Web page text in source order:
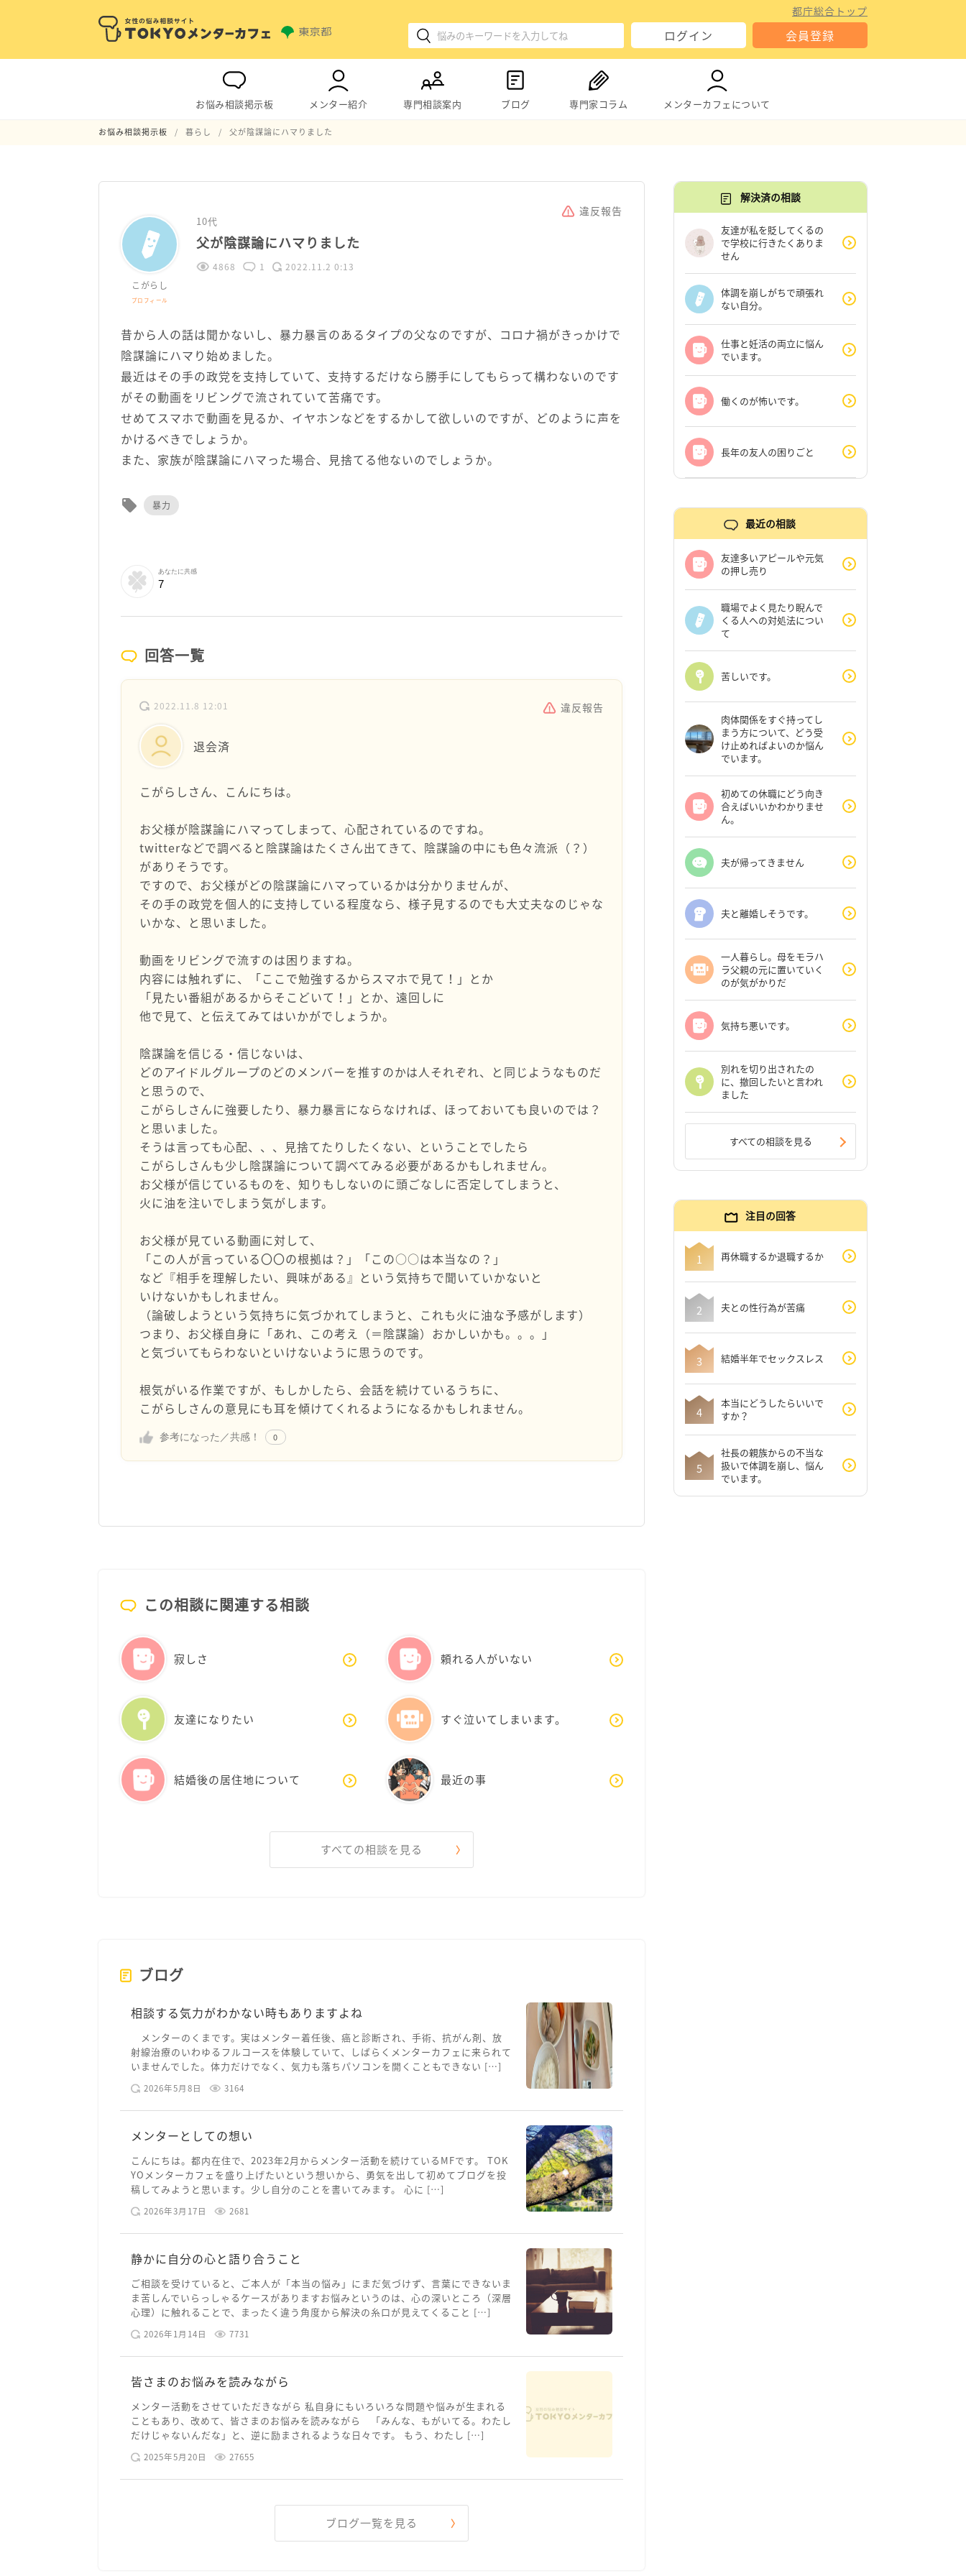
都庁総合トップ
ログイン 会員登録
お悩み相談掲示板 メンター紹介 専門相談案内 ブログ 専門家コラム メンターカフェについて
お悩み相談掲示板 暮らし 父が陰謀論にハマりました
違反報告
こがらし
プロフィール
10代
父が陰謀論にハマりました
4868 1 2022.11.2 0:13
昔から人の話は聞かないし、暴力暴言のあるタイプの父なのですが、コロナ禍がきっかけで
陰謀論にハマり始めました。
最近はその手の政党を支持していて、支持するだけなら勝手にしてもらって構わないのです
がその動画をリビングで流されていて苦痛です。
せめてスマホで動画を見るか、イヤホンなどをするかして欲しいのですが、どのように声を
かけるべきでしょうか。
また、家族が陰謀論にハマった場合、見捨てる他ないのでしょうか。
local_offer 暴力
あなたに共感
7
回答一覧
2022.11.8 12:01 違反報告
退会済
こがらしさん、こんにちは。
お父様が陰謀論にハマってしまって、心配されているのですね。
twitterなどで調べると陰謀論はたくさん出てきて、陰謀論の中にも色々流派（？）
がありそうです。
ですので、お父様がどの陰謀論にハマっているかは分かりませんが、
その手の政党を個人的に支持している程度なら、様子見するのでも大丈夫なのじゃな
いかな、と思いました。
動画をリビングで流すのは困りますね。
内容には触れずに、「ここで勉強するからスマホで見て！」とか
「見たい番組があるからそこどいて！」とか、遠回しに
他で見て、と伝えてみてはいかがでしょうか。
陰謀論を信じる・信じないは、
どのアイドルグループのどのメンバーを推すのかは人それぞれ、と同じようなものだ
と思うので、
こがらしさんに強要したり、暴力暴言にならなければ、ほっておいても良いのでは？
と思いました。
そうは言っても心配、、、見捨てたりしたくない、ということでしたら
こがらしさんも少し陰謀論について調べてみる必要があるかもしれません。
お父様が信じているものを、知りもしないのに頭ごなしに否定してしまうと、
火に油を注いでしまう気がします。
お父様が見ている動画に対して、
「この人が言っている〇〇の根拠は？」「この○○は本当なの？」
など『相手を理解したい、興味がある』という気持ちで聞いていかないと
いけないかもしれません。
（論破しようという気持ちに気づかれてしまうと、これも火に油な予感がします）
つまり、お父様自身に「あれ、この考え（＝陰謀論）おかしいかも。。。」
と気づいてもらわないといけないように思うのです。
根気がいる作業ですが、もしかしたら、会話を続けているうちに、
こがらしさんの意見にも耳を傾けてくれるようになるかもしれません。
参考になった／共感！ 0
この相談に関連する相談
寂しさ 頼れる人がいない
友達になりたい すぐ泣いてしまいます。
結婚後の居住地について 最近の事
すべての相談を見る
ブログ
相談する気力がわかない時もありますよね
メンターのくまです。実はメンター着任後、癌と診断され、手術、抗がん剤、放
射線治療のいわゆるフルコースを体験していて、しばらくメンターカフェに来られて
いませんでした。体力だけでなく、気力も落ちパソコンを開くこともできない […]
2026年5月8日 3164
メンターとしての想い
こんにちは。都内在住で、2023年2月からメンター活動を続けているMFです。 TOK
YOメンターカフェを盛り上げたいという想いから、勇気を出して初めてブログを投
稿してみようと思います。少し自分のことを書いてみます。 心に […]
2026年3月17日 2681
静かに自分の心と語り合うこと
ご相談を受けていると、ご本人が「本当の悩み」にまだ気づけず、言葉にできないま
ま苦しんでいらっしゃるケースがありますお悩みというのは、心の深いところ（深層
心理）に触れることで、まったく違う角度から解決の糸口が見えてくること […]
2026年1月14日 7731
皆さまのお悩みを読みながら
メンター活動をさせていただきながら 私自身にもいろいろな問題や悩みが生まれる
こともあり、改めて、皆さまのお悩みを読みながら 「みんな、もがいてる。わたし
だけじゃないんだな」と、逆に励まされるような日々です。 もう、わたし […]
2025年5月20日 27655
ブログ一覧を見る
解決済の相談
友達が私を貶してくるの
で学校に行きたくありま
せん
体調を崩しがちで頑張れ
ない自分。
仕事と妊活の両立に悩ん
でいます。
働くのが怖いです。
長年の友人の困りごと
最近の相談
友達多いアピールや元気
の押し売り
職場でよく見たり睨んで
くる人への対処法につい
て
苦しいです。
肉体関係をすぐ持ってし
まう方について、どう受
け止めればよいのか悩ん
でいます。
初めての休職にどう向き
合えばいいかわかりませ
ん。
夫が帰ってきません
夫と離婚しそうです。
一人暮らし。母をモラハ
ラ父親の元に置いていく
のが気がかりだ
気持ち悪いです。
別れを切り出されたの
に、撤回したいと言われ
ました
すべての相談を見る
注目の回答
再休職するか退職するか
夫との性行為が苦痛
結婚半年でセックスレス
本当にどうしたらいいで
すか？
社長の親族からの不当な
扱いで体調を崩し、悩ん
でいます。